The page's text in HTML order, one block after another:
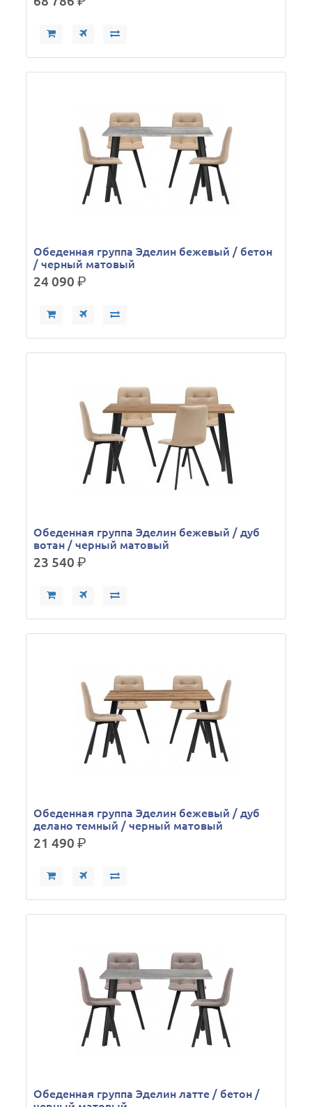
Обеденная группа Эделин бежевый / бетон
/ черный матовый
24 090р.
Обеденная группа Эделин бежевый / дуб
вотан / черный матовый
23 540р.
Обеденная группа Эделин бежевый / дуб
делано темный / черный матовый
21 490р.
Обеденная группа Эделин латте / бетон /